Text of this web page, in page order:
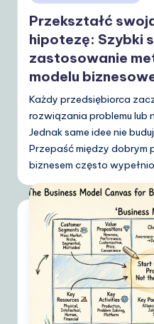
in
Przekształć
hipotezę: Szybki
zastosowanie
modelu
Każdy przedsiębiorca
rozwiązania problemu lub
Jednak same idee nie
Przepaść między dobrym
biznesem często